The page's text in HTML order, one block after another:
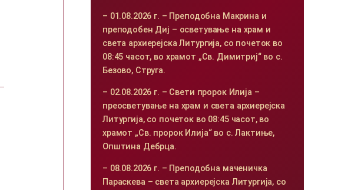
– 01.08.2026 г. – Преподобна Макрина и
преподобен Диј – осветување на храм и
света архиерејска Литургија, со почеток во
08:45 часот, во храмот „Св. Димитриј“ во с.
Безово, Струга.
– 02.08.2026 г. – Свети пророк Илија –
преосветување на храм и света архиерејска
Литургија, со почеток во 08:45 часот, во
храмот „Св. пророк Илија“ во с. Лактиње,
Општина Дебрца.
– 08.08.2026 г. – Преподобна маченичка
Параскева – света архиерејска Литургија, со